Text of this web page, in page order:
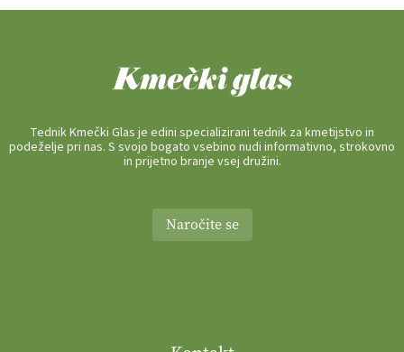
Tednik Kmečki Glas je edini specializirani tednik za kmetijstvo in
podeželje pri nas. S svojo bogato vsebino nudi informativno, strokovno
in prijetno branje vsej družini.
Naročite se